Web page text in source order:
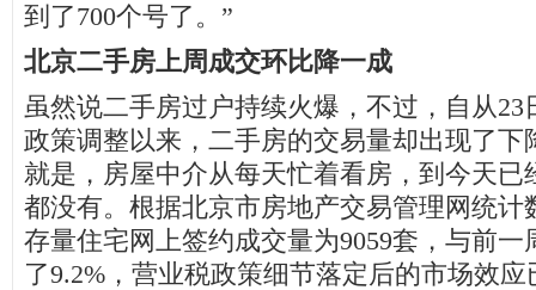
到了700个号了。”
北京二手房上周成交环比降一成
虽然说二手房过户持续火爆，不过，自从23
政策调整以来，二手房的交易量却出现了下
就是，房屋中介从每天忙着看房，到今天已
都没有。根据北京市房地产交易管理网统计
存量住宅网上签约成交量为9059套，与前一
了9.2%，营业税政策细节落定后的市场效